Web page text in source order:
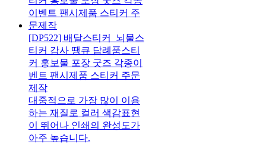
[DP522] 배달스티커_뇌물스
티커 감사 땡큐 답례품스티
커 홍보물 포장 굿즈 각종이
벤트 팬시제품 스티커 주문
제작
대중적으로 가장 많이 이용
하는 재질로 컬러 색감표현
이 뛰어나 인쇄의 완성도가
아주 높습니다.